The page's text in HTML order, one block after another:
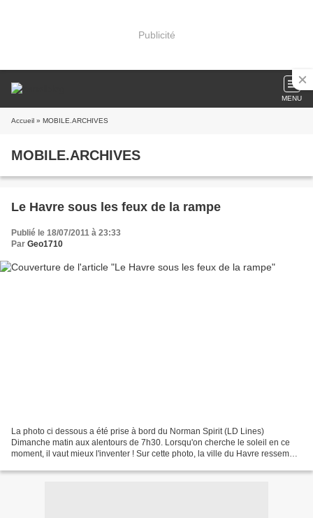
Publicité
MENU
Accueil » MOBILE.ARCHIVES
MOBILE.ARCHIVES
Le Havre sous les feux de la rampe
Publié le 18/07/2011 à 23:33
Par Geo1710
La photo ci dessous a été prise à bord du Norman Spirit (LD Lines)
Dimanche matin aux alentours de 7h30. Lorsqu'on cherche le soleil en ce
moment, il vaut mieux l'inventer ! Sur cette photo, la ville du Havre ressemble